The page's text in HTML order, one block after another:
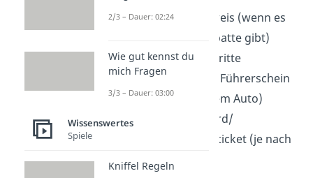
Studierendenausweis (wenn es
als Student/-in Rabatte gibt)
Timetable der Auftritte
Autoschlüssel und Führerschein
(bei Anfahrt mit dem Auto)
Zugticket/ Bahncard/
Shuttleticket/ Flugticket (je nach
Anreise)
2/3 – Dauer: 02:24
Wie gut kennst du
mich Fragen
3/3 – Dauer: 03:00
Wissenswertes
Spiele
Kniffel Regeln